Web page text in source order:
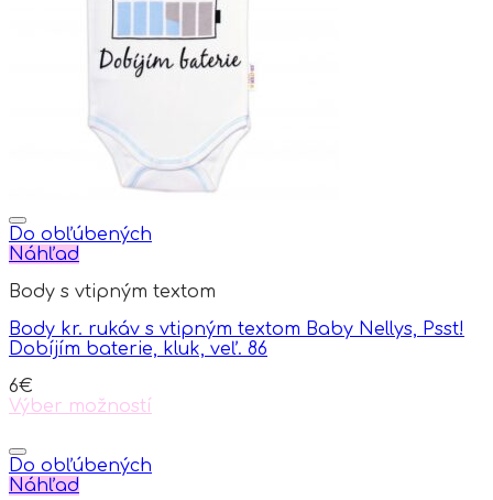
Do obľúbených
Náhľad
Body s vtipným textom
Body kr. rukáv s vtipným textom Baby Nellys, Psst!
Dobíjím baterie, kluk, veľ. 86
6€
Výber možností
product
has
multiple
Do obľúbených
Náhľad